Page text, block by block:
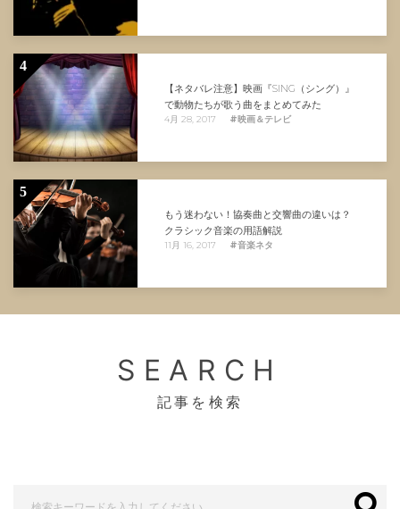
4
【ネタバレ注意】映画『SING（シング）』
で動物たちが歌う曲をまとめてみた
4月 28, 2017 #映画＆テレビ
5
もう迷わない！協奏曲と交響曲の違いは？
クラシック音楽の用語解説
11月 16, 2017 #音楽ネタ
SEARCH
記事を検索